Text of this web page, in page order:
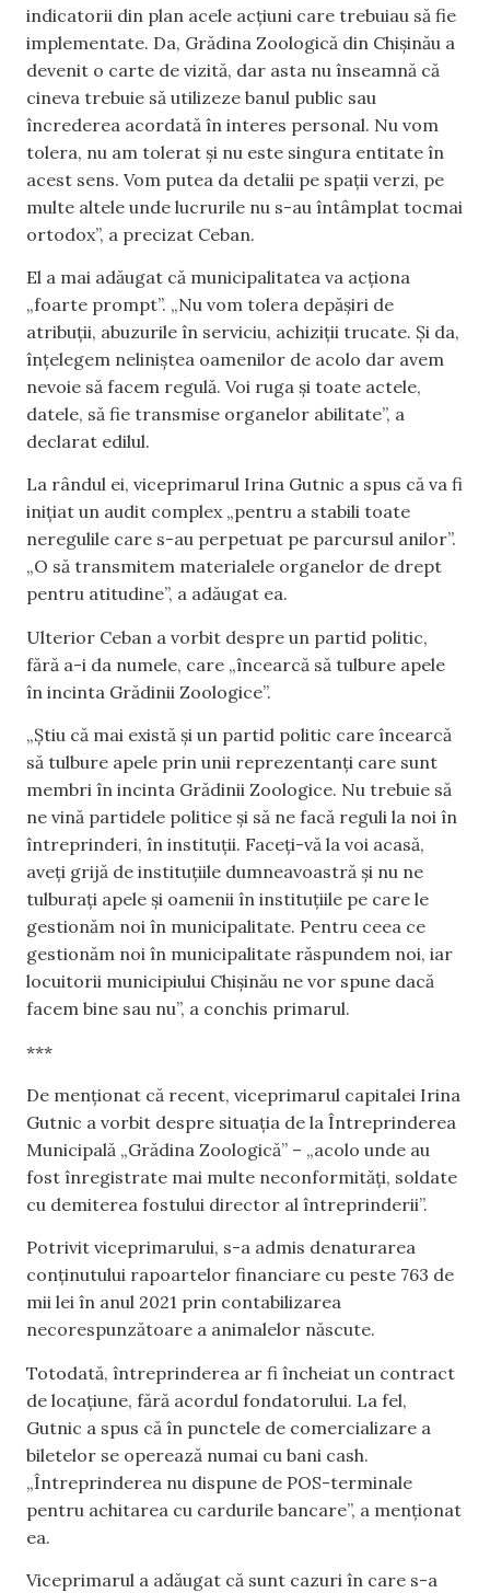
indicatorii din plan acele acțiuni care trebuiau să fie
implementate. Da, Grădina Zoologică din Chișinău a
devenit o carte de vizită, dar asta nu înseamnă că
cineva trebuie să utilizeze banul public sau
încrederea acordată în interes personal. Nu vom
tolera, nu am tolerat și nu este singura entitate în
acest sens. Vom putea da detalii pe spații verzi, pe
multe altele unde lucrurile nu s-au întâmplat tocmai
ortodox”, a precizat Ceban.
El a mai adăugat că municipalitatea va acționa
„foarte prompt”. „Nu vom tolera depășiri de
atribuții, abuzurile în serviciu, achiziții trucate. Și da,
înțelegem neliniștea oamenilor de acolo dar avem
nevoie să facem regulă. Voi ruga și toate actele,
datele, să fie transmise organelor abilitate”, a
declarat edilul.
La rândul ei, viceprimarul Irina Gutnic a spus că va fi
inițiat un audit complex „pentru a stabili toate
neregulile care s-au perpetuat pe parcursul anilor”.
„O să transmitem materialele organelor de drept
pentru atitudine”, a adăugat ea.
Ulterior Ceban a vorbit despre un partid politic,
fără a-i da numele, care „încearcă să tulbure apele
în incinta Grădinii Zoologice”.
„Știu că mai există și un partid politic care încearcă
să tulbure apele prin unii reprezentanți care sunt
membri în incinta Grădinii Zoologice. Nu trebuie să
ne vină partidele politice și să ne facă reguli la noi în
întreprinderi, în instituții. Faceți-vă la voi acasă,
aveți grijă de instituțiile dumneavoastră și nu ne
tulburați apele și oamenii în instituțiile pe care le
gestionăm noi în municipalitate. Pentru ceea ce
gestionăm noi în municipalitate răspundem noi, iar
locuitorii municipiului Chișinău ne vor spune dacă
facem bine sau nu”, a conchis primarul.
***
De menționat că recent, viceprimarul capitalei Irina
Gutnic a vorbit despre situația de la Întreprinderea
Municipală „Grădina Zoologică” – „acolo unde au
fost înregistrate mai multe neconformități, soldate
cu demiterea fostului director al întreprinderii”.
Potrivit viceprimarului, s-a admis denaturarea
conținutului rapoartelor financiare cu peste 763 de
mii lei în anul 2021 prin contabilizarea
necorespunzătoare a animalelor născute.
Totodată, întreprinderea ar fi încheiat un contract
de locațiune, fără acordul fondatorului. La fel,
Gutnic a spus că în punctele de comercializare a
biletelor se operează numai cu bani cash.
„Întreprinderea nu dispune de POS-terminale
pentru achitarea cu cardurile bancare”, a menționat
ea.
Viceprimarul a adăugat că sunt cazuri în care s-a